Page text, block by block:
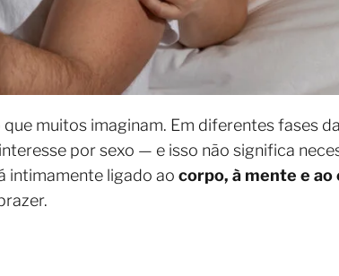
muitos imaginam. Em diferentes fases
por sexo — e isso não significa
intimamente ligado ao corpo, à mente e